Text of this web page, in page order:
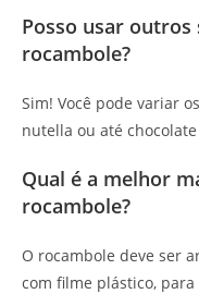
Posso usar outros
rocambole?
Sim! Você pode variar
nutella ou até
Qual é a melhor
rocambole?
O rocambole deve ser
com filme plástico,